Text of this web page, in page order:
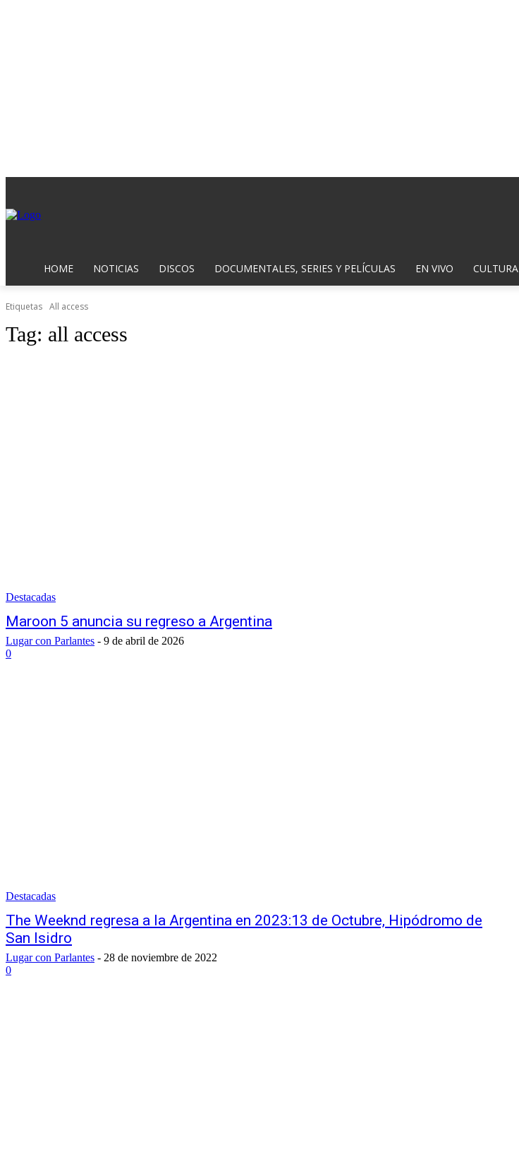
HOME NOTICIAS DISCOS DOCUMENTALES, SERIES Y PELÍCULAS EN VIVO CULTURA
Etiquetas All access
Tag: all access
Destacadas
Maroon 5 anuncia su regreso a Argentina
Lugar con Parlantes - 9 de abril de 2026
0
Destacadas
The Weeknd regresa a la Argentina en 2023:13 de Octubre, Hipódromo de
San Isidro
Lugar con Parlantes - 28 de noviembre de 2022
0